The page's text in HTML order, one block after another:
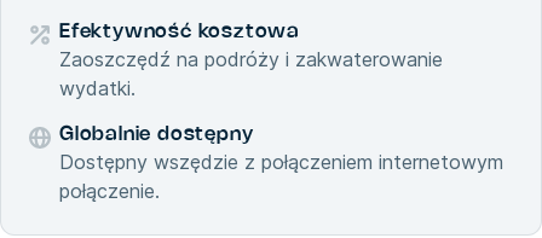
Efektywność kosztowa
Zaoszczędź na podróży i zakwaterowanie
wydatki.
Globalnie dostępny
Dostępny wszędzie z połączeniem internetowym
połączenie.